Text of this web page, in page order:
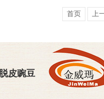
首页 上
脱皮豌豆